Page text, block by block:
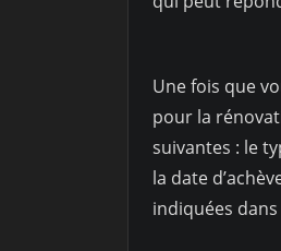
Une fois que
pour la
suivantes : le
la date
indiquées